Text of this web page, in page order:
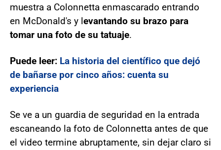
muestra a Colonnetta enmascarado entrando
en McDonald's y levantando su brazo para
tomar una foto de su tatuaje.
Puede leer: La historia del científico que dejó
de bañarse por cinco años: cuenta su
experiencia
Se ve a un guardia de seguridad en la entrada
escaneando la foto de Colonnetta antes de que
el video termine abruptamente, sin dejar claro si